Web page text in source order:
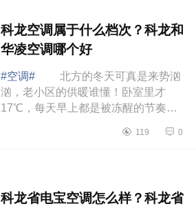
科龙空调属于什么档次？科龙和
华凌空调哪个好
#空调#
北方的冬天可真是来势汹
汹，老小区的供暖谁懂！卧室里才
17℃，每天早上都是被冻醒的节奏，
面小编为大家介绍下科龙空调属于什
119 0
科龙省电宝空调怎么样？科龙省